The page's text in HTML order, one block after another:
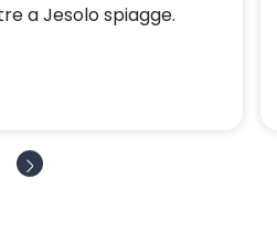
a Jesolo spiagge.